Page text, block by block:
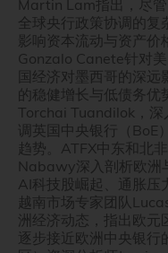
Martin Lam指出，尽
全球央行政策协调的复
影响资本流动与资产价
Gonzalo Canete针对
国经济对墨西哥的深
的稳健增长与低债务优
Torchai Tuandilok，深
调英国中央银行（BoE
趋势。ATFX中东和北
Nabawy深入剖析欧洲
AI科技股崛起、通胀压
越南市场专家团队
洲经济动态，指出欧元
逐步接近欧洲中央银行